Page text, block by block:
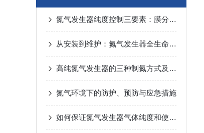
氮气发生器纯度控制三要素：膜分离、PSA与催化燃烧技术深度解析
从安装到维护：氮气发生器全生命周期操作指南
高纯氮气发生器的三种制氮方式及好处
氮气环境下的防护、预防与应急措施
如何保证氮气发生器气体纯度和使用安全